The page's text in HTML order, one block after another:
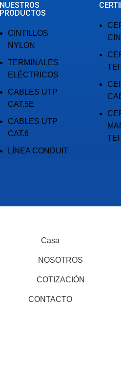
NUESTROS
PRODUCTOS
CINTILLOS
NYLON
TERMINALES
ELÉCTRICOS
CABLES UTP
CAT.5E
CABLES UTP
CAT.6
LÍNEA CONDUIT
Casa
NOSOTROS
COTIZACIÓN
CONTACTO